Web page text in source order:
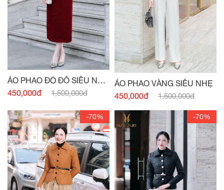
ÁO PHAO ĐỎ ĐÔ SIÊU NHẸ
CÚC ĐỒNG
450,000đ 1,500,000đ
ÁO PHAO VÀNG SIÊU NHẸ
450,000đ
1,500,000đ
-70% -70%